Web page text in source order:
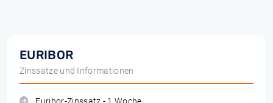
EURIBOR
Zinssätze und Informationen